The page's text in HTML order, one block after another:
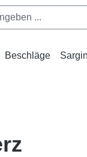
Beschläge